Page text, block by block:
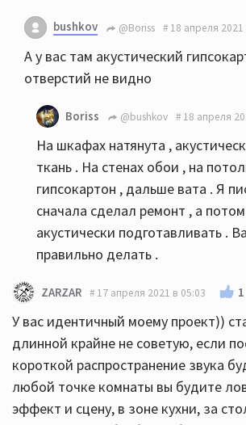
bushkov @Boriss 18 апреля 2021
А у вас там акустический
отверстий не видно
Boriss @bushkov 18 апреля
На шкафах натянута ,
ткань . На стенах обои , на
гипсокартон , дальше вата . Я
сначала сделал ремонт , а
акустически подготавливать .
правильно делать .
ZARZAR 17 апреля 2021 в 05:03 1
У вас идентичный моему проект))
длинной крайне не советую, если
короткой распространение звука
любой точке комнаты вы будите
эффект и сцену, в зоне кухни, за